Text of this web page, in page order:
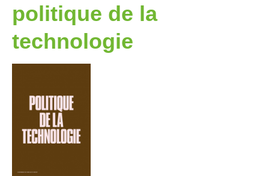
politique de la
technologie